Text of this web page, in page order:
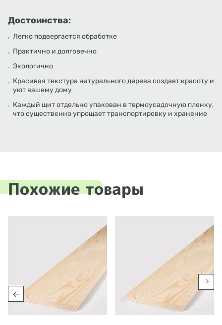
Достоинства:
Легко подвергается обработке
Практично и долговечно
Экологично
Красивая текстура натурального дерева создает красоту и
уют вашему дому
Каждый щит отдельно упакован в термоусадочную пленку,
что существенно упрощает транспортировку и хранение
Похожие товары